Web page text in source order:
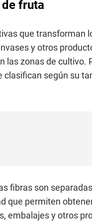
fruta
que transforman
y otros
las zonas de cultivo.
según su
fibras son
que permiten
embalajes y otros